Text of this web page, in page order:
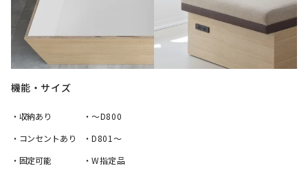
機能・サイズ
・収納あり
・コンセントあり
・固定可能
・～D800
・D801～
・W指定品